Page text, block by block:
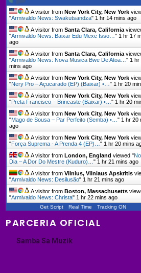
A visitor fromNew York City, New York
"Armivaldo News: Swakutsandza" 1 hr 14 mins ago
A visitor fromSanta Clara, California
"Armivaldo News: Baixar Edu Mexe Isso…" 1 hr 17
ago
A visitor fromSanta Clara, California
"Armivaldo News: Nova Musica Bwe De Atoa…" 1 hr
mins ago
A visitor fromNew York City, New York
"Nery Pro – Açucarado (EP) (Baixar) •…" 1 hr 20
A visitor fromNew York City, New York
"Preta Francisco – Brincaste (Baixar) •…" 1 hr 20
A visitor fromNew York City, New York
"Mago de Sousa – Par Perfeito (Semba) •…" 1 hr 20
ago
A visitor fromNew York City, New York
"Força Suprema - A Prenda 4 (EP)…" 1 hr 20 mins
A visitor fromLondon, England viewed "
Dia – A Dor Do Mestre (Kuduro)…" 1 hr 21 mins ago
A visitor fromVilnius, Vilniaus Apskritis
"Armivaldo News: Desilusão" 1 hr 21 mins ago
A visitor fromBoston, Massachusetts
"Armivaldo News: Christa" 1 hr 22 mins ago
Get Script Real Time Tracking ON
PARCERIA OFICIAL
Samba Sa Muzik